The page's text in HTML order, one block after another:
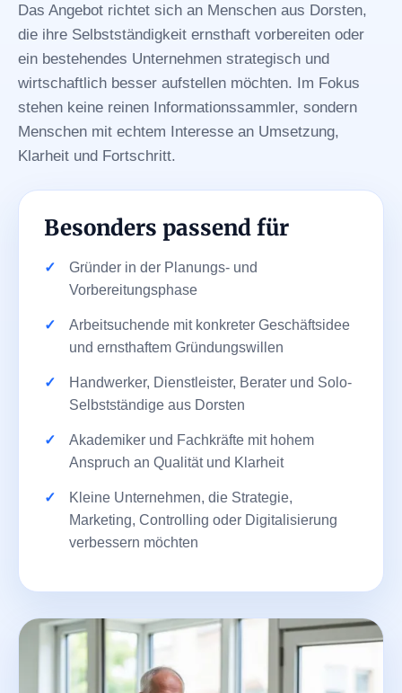
Das Angebot richtet sich an Menschen aus Dorsten,
die ihre Selbstständigkeit ernsthaft vorbereiten oder
ein bestehendes Unternehmen strategisch und
wirtschaftlich besser aufstellen möchten. Im Fokus
stehen keine reinen Informationssammler, sondern
Menschen mit echtem Interesse an Umsetzung,
Klarheit und Fortschritt.
Besonders passend für
Gründer in der Planungs- und
Vorbereitungsphase
Arbeitsuchende mit konkreter Geschäftsidee
und ernsthaftem Gründungswillen
Handwerker, Dienstleister, Berater und Solo-
Selbstständige aus Dorsten
Akademiker und Fachkräfte mit hohem
Anspruch an Qualität und Klarheit
Kleine Unternehmen, die Strategie,
Marketing, Controlling oder Digitalisierung
verbessern möchten